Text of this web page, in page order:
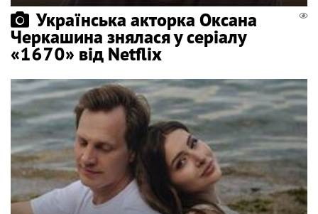
Українська акторка Оксана
Черкашина знялася у серіалу
«1670» від Netflix